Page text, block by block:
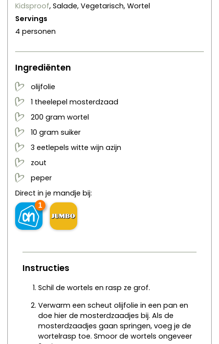
Kidsproof, Salade, Vegetarisch, Wortel
Servings
4 personen
Ingrediënten
olijfolie
1 theelepel mosterdzaad
200 gram wortel
10 gram suiker
3 eetlepels witte wijn azijn
zout
peper
Direct in je mandje bij:
1
Instructies
Schil de wortels en rasp ze grof.
Verwarm een scheut olijfolie in een pan en
doe hier de mosterdzaadjes bij. Als de
mosterdzaadjes gaan springen, voeg je de
wortelrasp toe. Smoor de wortels ongeveer